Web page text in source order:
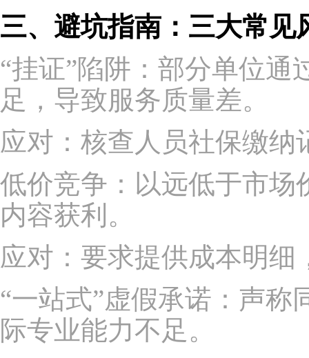
三、避坑指南：三大常见
“挂证”陷阱：部分单位
足，导致服务质量差。
应对：核查人员社保缴纳
低价竞争：以远低于市场
内容获利。
应对：要求提供成本明细
“一站式”虚假承诺：声
际专业能力不足。